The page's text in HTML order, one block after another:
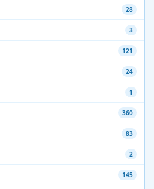
28
3
121
24
1
360
83
2
145